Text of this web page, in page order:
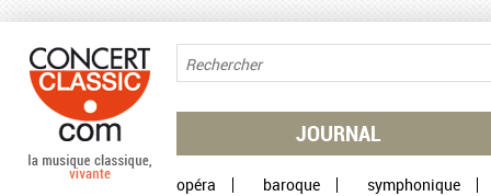
JOURNAL
opéra baroque symphonique